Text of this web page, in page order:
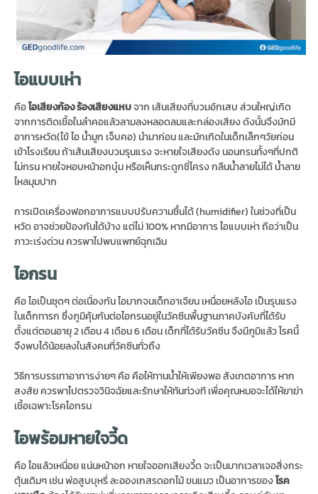
ไอแบบเห่า
คือไอเสียงก้องร้องเสียงแหบจาก เส้นเสียงที่บวมอักเสบ ส่วนใหญ่เกิด
จากการติดเชื้อในลำคอแล้วลามลงหลอดลมและกล่องเสียง ดังนั้นจึงมักมี
อาการหวัด(ไข้ ไอ น้ำมูก เจ็บคอ) นำมาก่อน และมักเกิดในเด็กเล็กๆวัยก่อน
เข้าโรงเรียน ถ้าเส้นเสียงบวมรุนแรง จะหายใจเสียงดัง นอนกรนทั้งๆที่ปกติ
ไม่กรน หายใจหอบหน้าอกบุ๋ม หรือเห็นกระดูกซี่โครง กลืนน้ำลายไม่ได้ น้ำลาย
ไหลมุมปาก
การเปิดเครื่องฟอกอาการแบบปรับความชื้นได้ (humidifier) ในช่วงที่เป็น
หวัด อาจช่วยป้องกันได้บ้าง แต่ไม่ 100% หากมีอาการ ไอแบบเห่า ถือว่าเป็น
ภาวะเร่งด่วน ควรพาไปพบแพทย์ฉุกเฉิน
ไอกรน
คือ ไอเป็นชุดๆ ต่อเนื่องกัน ไอมากจนเด็กอาเจียน เหนื่อยหลังไอ เป็นรุนแรง
ในเด็กทารก ซึ่งภูมิคุ้มกันต่อไอกรนอยู่ในวัคซีนพื้นฐานภาคบังคับที่ได้รับ
ตั้งแต่ตอนอายุ 2 เดือน 4 เดือน 6 เดือน เด็กที่ได้รับวัคซีน จึงมีภูมิแล้ว โรคนี้
จึงพบได้น้อยลงในสังคมที่วัคซีนทั่วถึง
วิธีการบรรเทาอาการง่ายๆ คือ คือให้ทานน้ำให้เพียงพอ สังเกตอาการ หาก
สงสัย ควรพาไปตรวจวินิจฉัยและรักษาให้ทันท่วงที เพื่อคุณหมอจะได้ให้ยาฆ่า
เชื้อเฉพาะโรคไอกรน
ไอพร้อมหายใจวี้ด
คือ ไอแล้วเหนื่อย แน่นหน้าอก หายใจออกเสียงวี้ด จะเป็นมากเวลาเจอสิ่งกระ
ตุ้นเดิมๆ เช่น พ่อสูบบุหรี่ ละอองเกสรดอกไม้ ขนแมว เป็นอาการของโรค